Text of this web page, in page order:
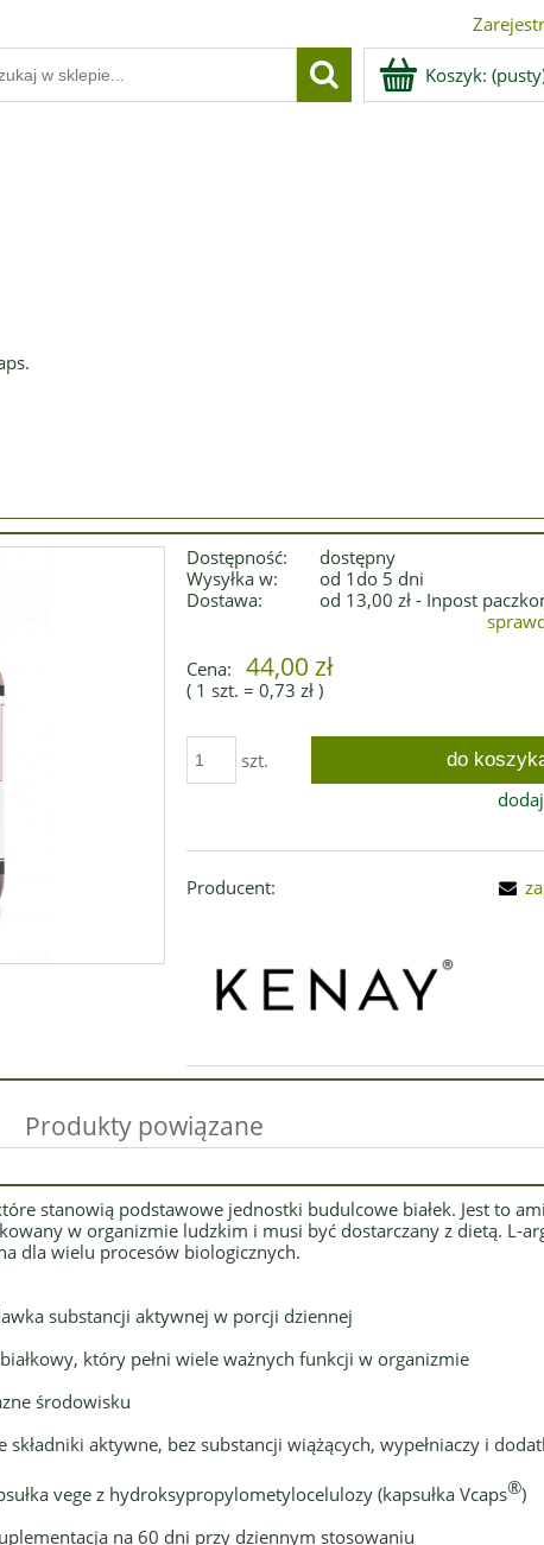
Koszyk:
Dostępność:
dostępny
Wysyłka w:
od 1do 5 dni
Dostawa:
od 13,00 zł - Inpost
Cena nie zawiera ewentualnych
płatności
Cena:
44,00 zł
( 1 szt. =0,73 zł)
szt.
do
Producent:
nie zawiera ewentualnych kosztów
Produkty powiązane
stanowią podstawowe jednostki budulcowe białek. Jest to
w organizmie ludzkim i musi być dostarczany z dietą. L-
dla wielu procesów biologicznych.
substancji aktywnej w porcji dziennej
który pełni wiele ważnych funkcji w organizmie
środowisku
składniki aktywne, bez substancji wiążących, wypełniaczy i
vege z hydroksypropylometylocelulozy (kapsułka Vcaps®)
na 60 dni przy dziennym stosowaniu